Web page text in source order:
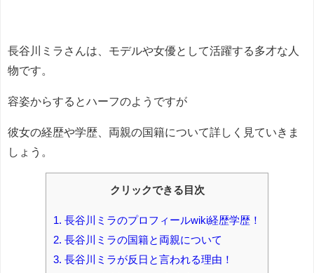
長谷川ミラさんは、モデルや女優として活躍する多才な人
物です。
容姿からするとハーフのようですが
彼女の経歴や学歴、両親の国籍について詳しく見ていきま
しょう。
クリックできる目次
1. 長谷川ミラのプロフィールwiki経歴学歴！
2. 長谷川ミラの国籍と両親について
3. 長谷川ミラが反日と言われる理由！